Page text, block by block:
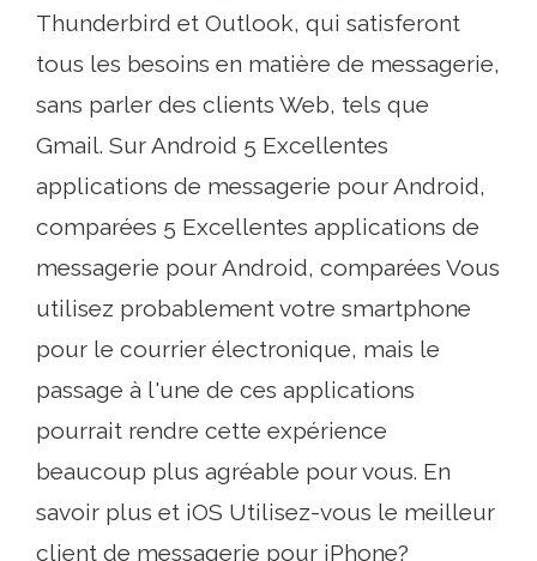
Thunderbird et Outlook, qui satisferont
tous les besoins en matière de messagerie,
sans parler des clients Web, tels que
Gmail. Sur Android 5 Excellentes
applications de messagerie pour Android,
comparées 5 Excellentes applications de
messagerie pour Android, comparées Vous
utilisez probablement votre smartphone
pour le courrier électronique, mais le
passage à l'une de ces applications
pourrait rendre cette expérience
beaucoup plus agréable pour vous. En
savoir plus et iOS Utilisez-vous le meilleur
client de messagerie pour iPhone?